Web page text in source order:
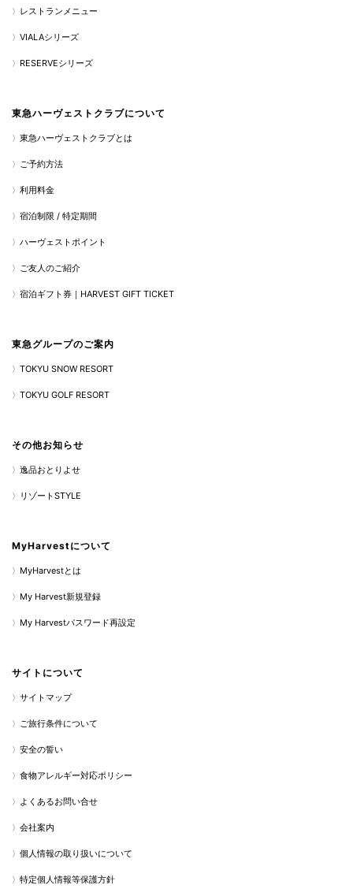
レストランメニュー
VIALAシリーズ
RESERVEシリーズ
東急ハーヴェストクラブについて
東急ハーヴェストクラブとは
ご予約方法
利用料金
宿泊制限 / 特定期間
ハーヴェストポイント
ご友人のご紹介
宿泊ギフト券｜HARVEST GIFT TICKET
東急グループのご案内
TOKYU SNOW RESORT
TOKYU GOLF RESORT
その他お知らせ
逸品おとりよせ
リゾートSTYLE
MyHarvestについて
MyHarvestとは
My Harvest新規登録
My Harvestパスワード再設定
サイトについて
サイトマップ
ご旅行条件について
安全の誓い
食物アレルギー対応ポリシー
よくあるお問い合せ
会社案内
個人情報の取り扱いについて
特定個人情報等保護方針